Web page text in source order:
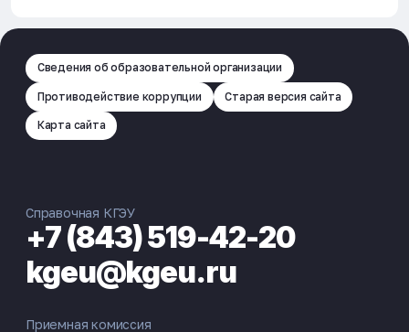
Сведения об образовательной организации
Противодействие коррупции Старая версия сайта
Карта сайта
Справочная КГЭУ
+7 (843) 519-42-20
kgeu@kgeu.ru
Приемная комиссия